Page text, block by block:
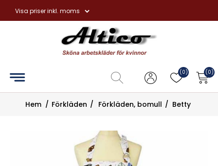
(0) (0)
Hem / Förkläden / Förkläden, bomull / Betty